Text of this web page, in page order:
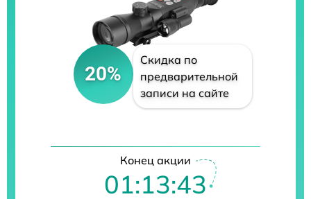
20%
Скидка по
предварительной
записи на сайте
Конец акции
01:13:43